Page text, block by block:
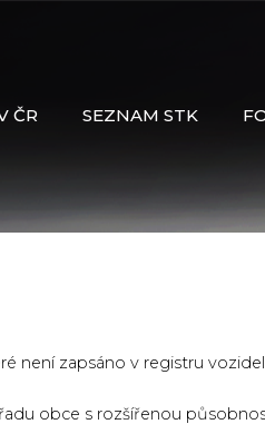
ČR SEZNAM STK
není zapsáno v registru
obce s rozšířenou